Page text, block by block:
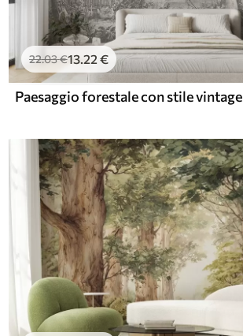
22.03€13.22 €
Paesaggio forestale con stile vintage